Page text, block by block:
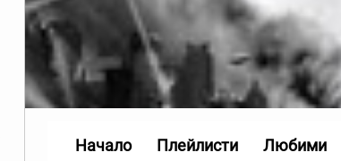
Начало Плейлисти Любими